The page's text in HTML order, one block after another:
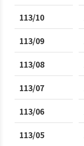
113/10
113/09
113/08
113/07
113/06
113/05